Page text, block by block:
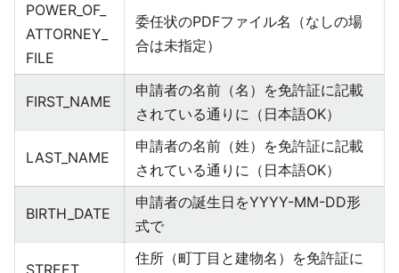
POWER_OF_
ATTORNEY_
FILE
委任状のPDFファイル名（なしの場
合は未指定）
FIRST_NAME
申請者の名前（名）を免許証に記載
されている通りに（日本語OK）
LAST_NAME
申請者の名前（姓）を免許証に記載
されている通りに（日本語OK）
BIRTH_DATE
申請者の誕生日をYYYY-MM-DD形
式で
住所（町丁目と建物名）を免許証に